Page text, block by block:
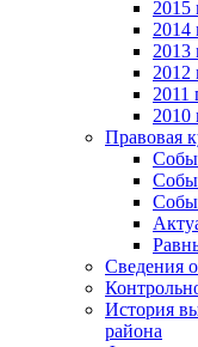
2015
2014
2013
2012
2011
2010
Правовая
Сведения
История
района